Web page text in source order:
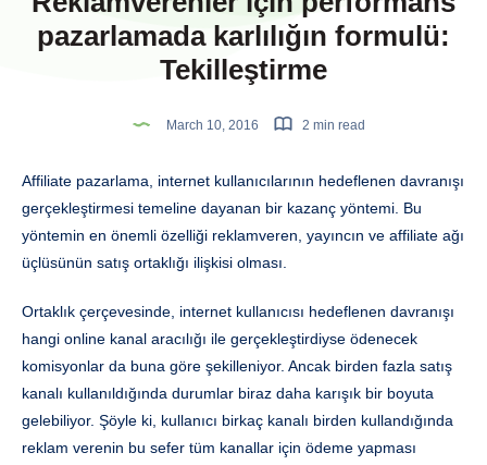
pazarlamada karlılığın formulü:
Tekilleştirme
March 10, 2016 2 min read
Affiliate pazarlama, internet kullanıcılarının hedeflenen davranışı
gerçekleştirmesi temeline dayanan bir kazanç yöntemi. Bu
yöntemin en önemli özelliği reklamveren, yayıncın ve affiliate ağı
üçlüsünün satış ortaklığı ilişkisi olması.
Ortaklık çerçevesinde, internet kullanıcısı hedeflenen davranışı
hangi online kanal aracılığı ile gerçekleştirdiyse ödenecek
komisyonlar da buna göre şekilleniyor. Ancak birden fazla satış
kanalı kullanıldığında durumlar biraz daha karışık bir boyuta
gelebiliyor. Şöyle ki, kullanıcı birkaç kanalı birden kullandığında
reklam verenin bu sefer tüm kanallar için ödeme yapması